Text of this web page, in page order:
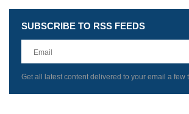
Leave
this
field
blank
SUBSCRIBE TO RSS FEEDS
Get all latest content delivered to your email a few